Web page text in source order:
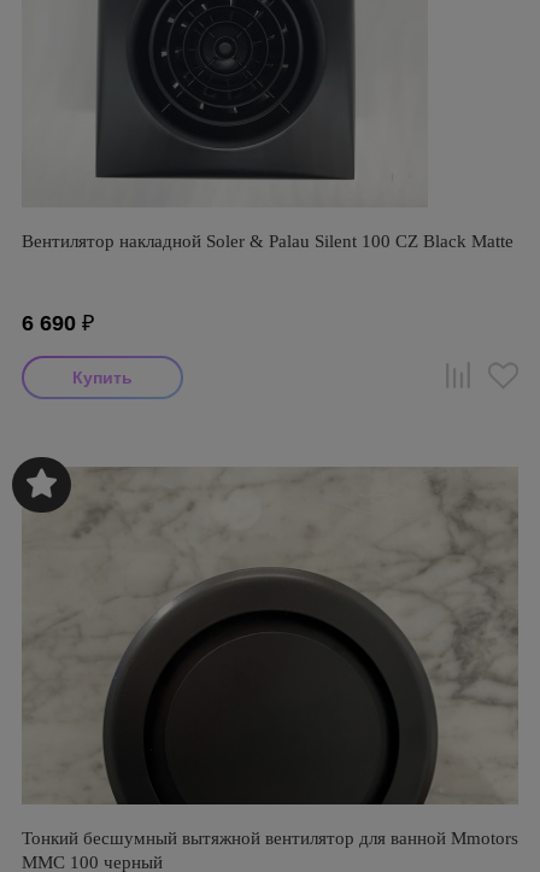
Вентилятор накладной Soler & Palau Silent 100 CZ Black Matte
6 690 ₽
Тонкий бесшумный вытяжной вентилятор для ванной Mmotors
ММC 100 черный